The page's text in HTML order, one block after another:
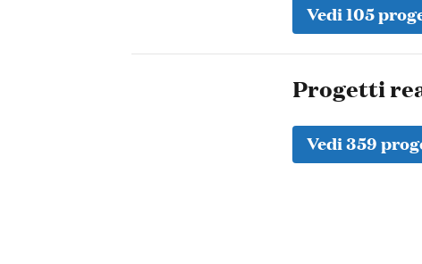
Vedi 105
Progetti
Vedi 359